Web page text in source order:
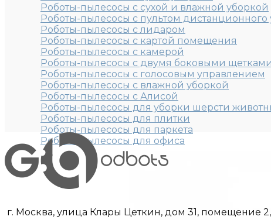
Роботы-пылесосы с сухой и влажной уборкой
Роботы-пылесосы с пультом дистанционного
Роботы-пылесосы с лидаром
Роботы-пылесосы с картой помещения
Роботы-пылесосы с камерой
Роботы-пылесосы с двумя боковыми щетками
Роботы-пылесосы с голосовым управлением
Роботы-пылесосы с влажной уборкой
Роботы-пылесосы с Алисой
Роботы-пылесосы для уборки шерсти
Роботы-пылесосы для плитки
Роботы-пылесосы для паркета
Роботы-пылесосы для офиса
г. Москва, улица Клары Цеткин, дом 31, помещение 2,